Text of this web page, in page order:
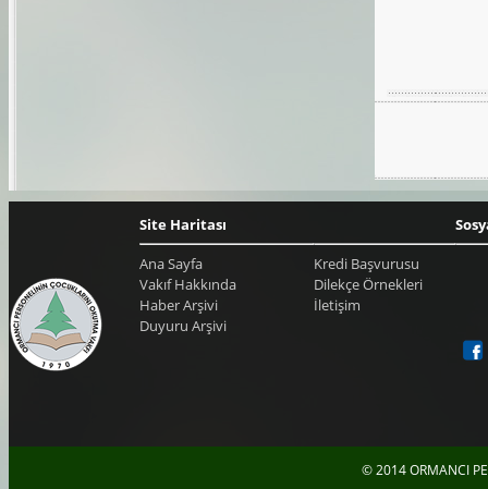
Site Haritası
Ana Sayfa
Vakıf Hakkında
Haber Arşivi
Duyuru Arşivi
Kredi Başvurusu
Dilekçe Örnekleri
İletişim
© 2014 ORMANCI